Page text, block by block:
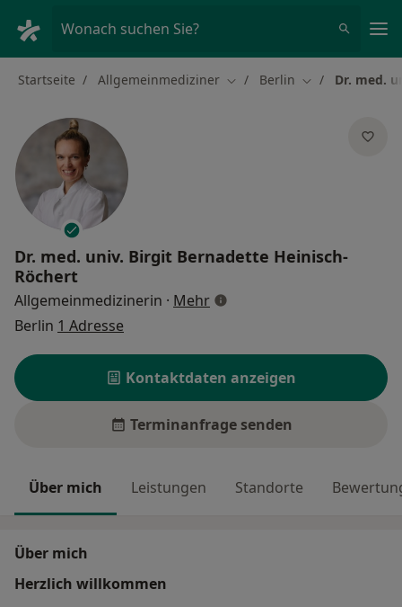
Wonach suchen Sie?
Startseite Allgemeinmediziner Stadt ändern
Berlin Stadt ändern
Dr. med.
Dr. med. univ. Birgit Bernadette Heinisch-
Röchert
Allgemeinmedizinerin · Mehrüber Spezialisierungen
Berlin 1 Adresse
Kontaktdaten anzeigen
Terminanfrage senden
Über mich Leistungen Standorte
Über mich
Herzlich willkommen